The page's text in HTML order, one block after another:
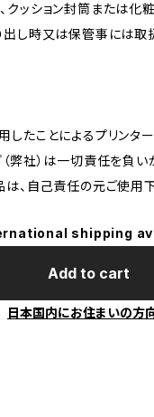
クッション封筒または化
出し時又は保管事には取
したことによるプリンタ
（弊社）は一切責任を負
は、自己責任の元ご使用下
shipping
Add to cart
日本国内にお住まいの方